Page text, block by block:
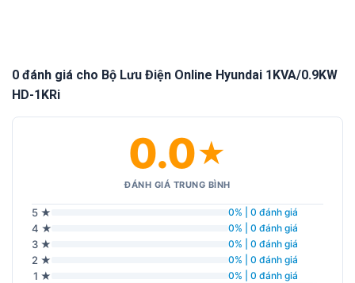
0 đánh giá cho Bộ Lưu Điện Online Hyundai 1KVA/0.9KW
HD-1KRi
0.0★
ĐÁNH GIÁ TRUNG BÌNH
5 ★ 0% | 0 đánh giá
4 ★ 0% | 0 đánh giá
3 ★ 0% | 0 đánh giá
2 ★ 0% | 0 đánh giá
1 ★ 0% | 0 đánh giá